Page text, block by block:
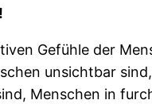
Gefühle der
unsichtbar
Menschen in